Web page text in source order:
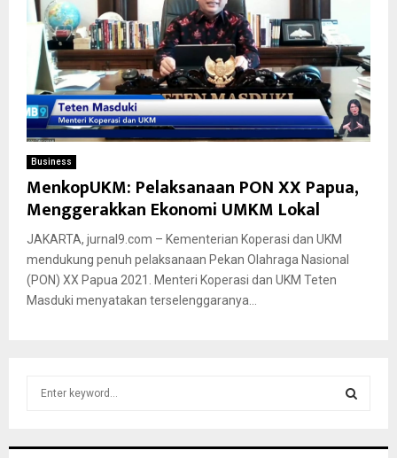
Business
MenkopUKM: Pelaksanaan PON XX Papua,
Menggerakkan Ekonomi UMKM Lokal
JAKARTA, jurnal9.com – Kementerian Koperasi dan UKM
mendukung penuh pelaksanaan Pekan Olahraga Nasional
(PON) XX Papua 2021. Menteri Koperasi dan UKM Teten
Masduki menyatakan terselenggaranya...